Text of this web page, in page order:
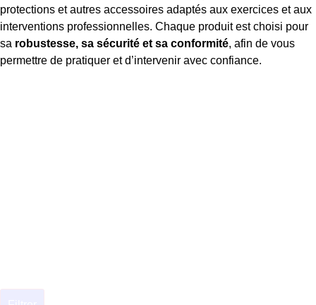
protections et autres accessoires adaptés aux exercices et aux
interventions professionnelles. Chaque produit est choisi pour
sa robustesse, sa sécurité et sa conformité, afin de vous
permettre de pratiquer et d’intervenir avec confiance.